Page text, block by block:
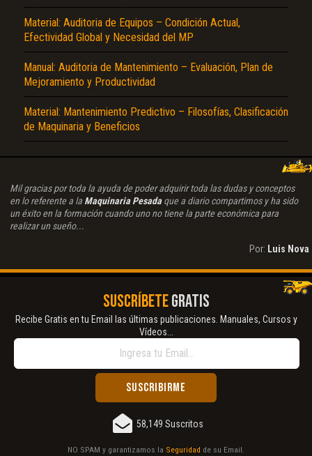
Material: Auditoria de Equipos – Condición Actual,
Efectividad Global y Necesidad del MP
Manual: Auditoria de Mantenimiento – Evaluación, Plan de
Mejoramiento y Productividad
Material: Mantenimiento Predictivo – Filosofías, Clasificación
de Maquinaria y Beneficios
Mil gracias por toda la ayuda de poder adquirir toda las dudas y conceptos
en lo referente a la Maquinaria Pesadaque a diario compartimos y ha sido
un éxito en la formación cuando uno no tiene la parte económica para
realizar un sueño...
Por: Luis Nova
SUSCRÍBETEGRATIS
Recibe Gratis en tu Email las últimas publicaciones. Manuales, Cursos y
Vídeos...
58,149 Suscritos
NO SPAM y garantizamos la Seguridad de su Email.